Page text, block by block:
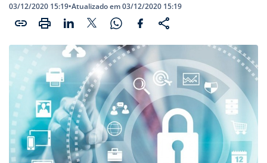
03/12/2020 15:19•Atualizado em 03/12/2020 15:19